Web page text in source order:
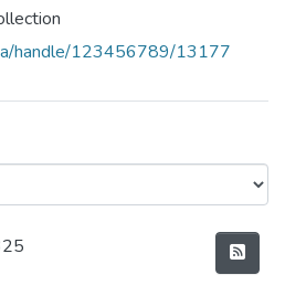
handle/123456789/13177